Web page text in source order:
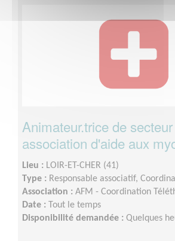
Animateur.trice de
association d'aide aux
Lieu : LOIR-ET-CHER (41)
Type : Responsable associatif,
Association : AFM - Coordination
Date :
Tout le temps
Disponibilité demandée : Quelques